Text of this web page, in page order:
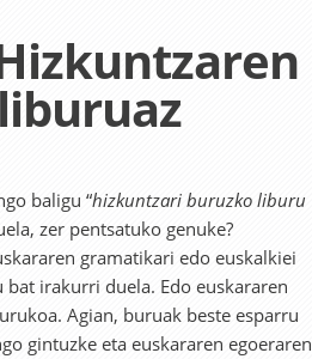
baligu “hizkuntzari buruzko liburu
zer pentsatuko genuke?
gramatikari edo euskalkiei
irakurri duela. Edo euskararen
Agian, buruak beste esparru
gintuzke eta euskararen egoeraren